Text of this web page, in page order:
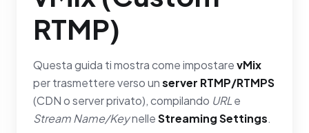
RTMP)
Questa guida ti mostra come impostarevMix
per trasmettere verso unserver RTMP/RTMPS
(CDN o server privato), compilando URLe
Stream Name/KeynelleStreaming Settings.